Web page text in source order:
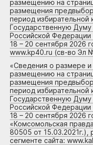
размещению на
размещения
период избирательной
Государственную
Российской Федерации
18 – 20 сентября 2026
www.kp40.ru (св-во Эл
«Сведения о размере и
размещению на
размещения
период избирательной
Государственную
Российской Федерации
18 – 20 сентября 2026
«Комсомольская
80505 от
сегменте сайта: